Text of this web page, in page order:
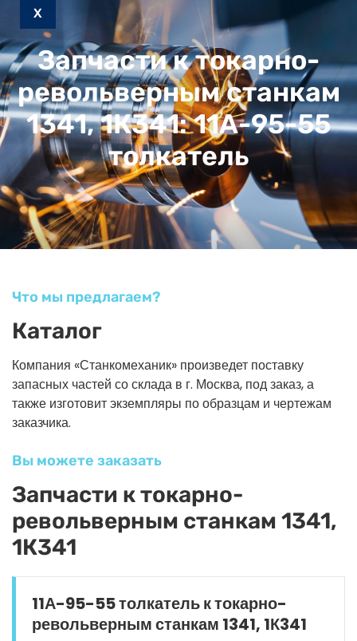
X
Запчасти к токарно-
револьверным станкам
1341, 1К341: 11А-95-55
толкатель
Что мы предлагаем?
Каталог
Компания «Станкомеханик» произведет поставку
запасных частей со склада в г. Москва, под заказ, а
также изготовит экземпляры по образцам и чертежам
заказчика.
Вы можете заказать
Запчасти к токарно-
револьверным станкам 1341,
1К341
11А-95-55 толкатель к токарно-
револьверным станкам 1341, 1К341